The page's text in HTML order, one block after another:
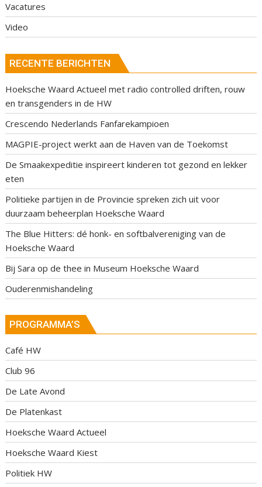
Vacatures
Video
RECENTE BERICHTEN
Hoeksche Waard Actueel met radio controlled driften, rouw
en transgenders in de HW
Crescendo Nederlands Fanfarekampioen
MAGPIE-project werkt aan de Haven van de Toekomst
De Smaakexpeditie inspireert kinderen tot gezond en lekker
eten
Politieke partijen in de Provincie spreken zich uit voor
duurzaam beheerplan Hoeksche Waard
The Blue Hitters: dé honk- en softbalvereniging van de
Hoeksche Waard
Bij Sara op de thee in Museum Hoeksche Waard
Ouderenmishandeling
PROGRAMMA’S
Café HW
Club 96
De Late Avond
De Platenkast
Hoeksche Waard Actueel
Hoeksche Waard Kiest
Politiek HW